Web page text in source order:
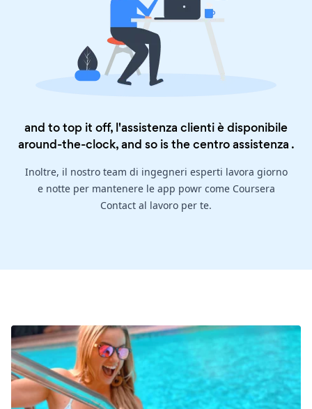
and to top it off, l'assistenza clienti è disponibile
around-the-clock, and so is thecentro assistenza .
Inoltre, il nostro team di ingegneri esperti lavora giorno
e notte per mantenere le app powr come Coursera
Contact al lavoro per te.